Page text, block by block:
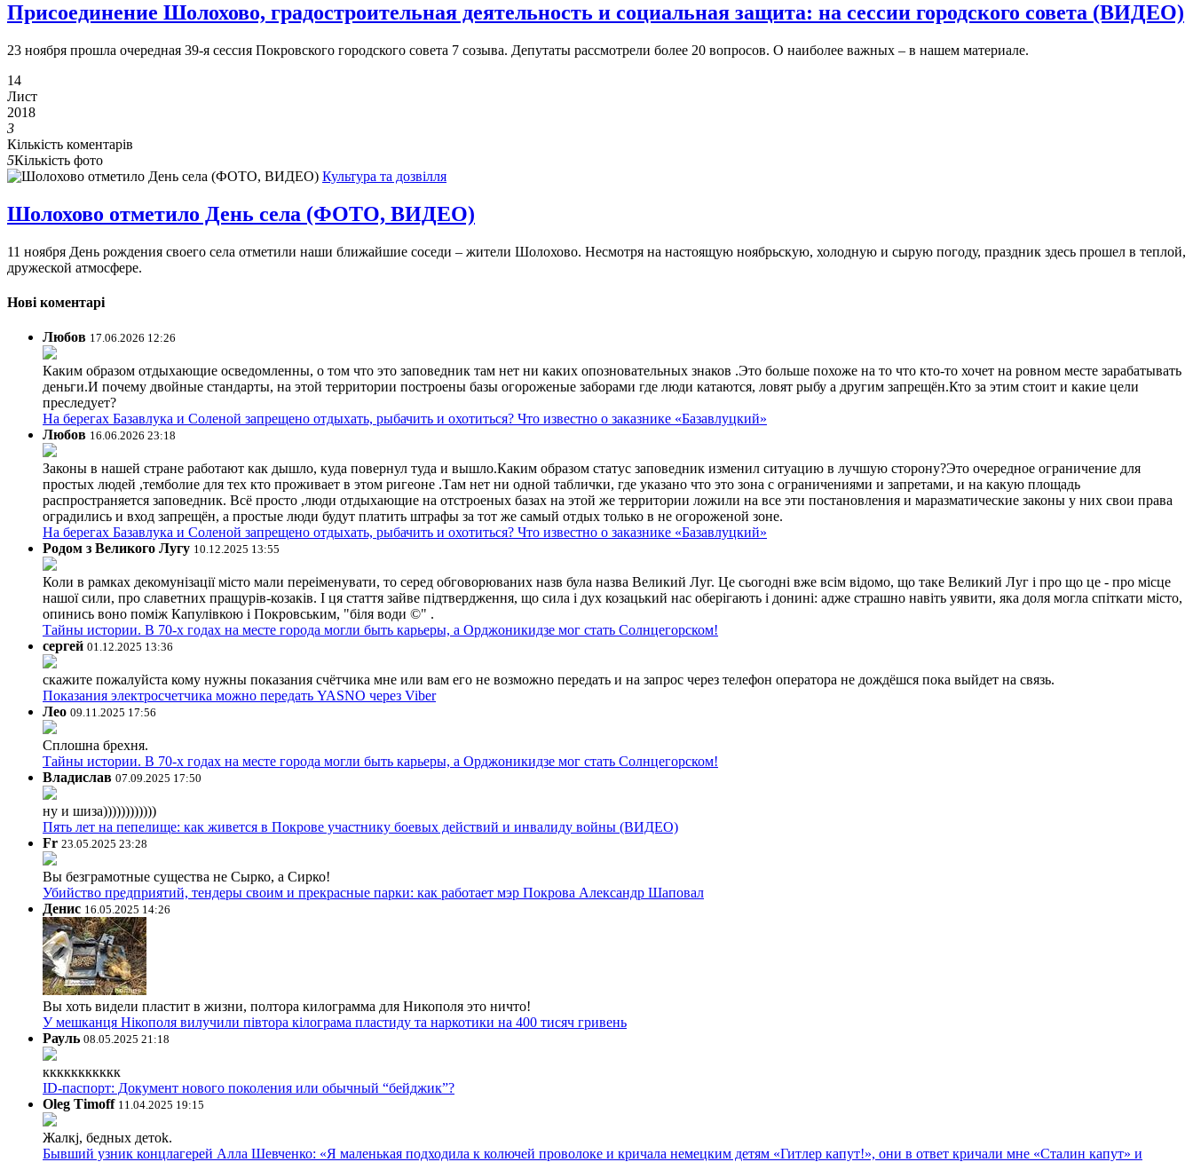
Присоединение Шолохово, градостроительная деятельность и социальная защита: на сессии городского совета (ВИДЕО)
23 ноября прошла очередная 39-я сессия Покровского городского совета 7 созыва. Депутаты рассмотрели более 20 вопросов. О наиболее важных – в нашем материале.
14
Лист
2018
3
Кількість коментарів
5Кількість фото
Культура та дозвілля
Шолохово отметило День села (ФОТО, ВИДЕО)
11 ноября День рождения своего села отметили наши ближайшие соседи – жители Шолохово. Несмотря на настоящую ноябрьскую, холодную и сырую погоду, праздник здесь прошел в теплой,
дружеской атмосфере.
Нові коментарі
Любов 17.06.2026 12:26
Каким образом отдыхающие осведомленны, о том что это заповедник там нет ни каких опозновательных знаков .Это больше похоже на то что кто-то хочет на ровном месте зарабатывать
деньги.И почему двойные стандарты, на этой территории построены базы огороженые заборами где люди катаются, ловят рыбу а другим запрещён.Кто за этим стоит и какие цели
преследует?
На берегах Базавлука и Соленой запрещено отдыхать, рыбачить и охотиться? Что известно о заказнике «Базавлуцкий»
Любов 16.06.2026 23:18
Законы в нашей стране работают как дышло, куда повернул туда и вышло.Каким образом статус заповедник изменил ситуацию в лучшую сторону?Это очередное ограничение для
простых людей ,темболие для тех кто проживает в этом ригеоне .Там нет ни одной таблички, где указано что это зона с ограничениями и запретами, и на какую площадь
распространяется заповедник. Всё просто ,люди отдыхающие на отстроеных базах на этой же территории ложили на все эти постановления и маразматические законы у них свои права
оградились и вход запрещён, а простые люди будут платить штрафы за тот же самый отдых только в не огороженой зоне.
На берегах Базавлука и Соленой запрещено отдыхать, рыбачить и охотиться? Что известно о заказнике «Базавлуцкий»
Родом з Великого Лугу 10.12.2025 13:55
Коли в рамках декомунізації місто мали переіменувати, то серед обговорюваних назв була назва Великий Луг. Це сьогодні вже всім відомо, що таке Великий Луг і про що це - про місце
нашої сили, про славетних пращурів-козаків. І ця стаття зайве підтвердження, що сила і дух козацький нас оберігають і донині: адже страшно навіть уявити, яка доля могла спіткати місто,
опинись воно поміж Капулівкою і Покровським, "біля води ©" .
Тайны истории. В 70-х годах на месте города могли быть карьеры, а Орджоникидзе мог стать Солнцегорском!
сергей 01.12.2025 13:36
скажите пожалуйста кому нужны показания счётчика мне или вам его не возможно передать и на запрос через телефон оператора не дождёшся пока выйдет на связь.
Показания электросчетчика можно передать YASNO через Viber
Лео 09.11.2025 17:56
Сплошна брехня.
Тайны истории. В 70-х годах на месте города могли быть карьеры, а Орджоникидзе мог стать Солнцегорском!
Владислав 07.09.2025 17:50
ну и шиза))))))))))))
Пять лет на пепелище: как живется в Покрове участнику боевых действий и инвалиду войны (ВИДЕО)
Fr 23.05.2025 23:28
Вы безграмотные существа не Сырко, а Сирко!
Убийство предприятий, тендеры своим и прекрасные парки: как работает мэр Покрова Александр Шаповал
Денис 16.05.2025 14:26
Вы хоть видели пластит в жизни, полтора килограмма для Никополя это ничто!
У мешканця Нікополя вилучили півтора кілограма пластиду та наркотики на 400 тисяч гривень
Рауль 08.05.2025 21:18
ккккккккккк
ID-паспорт: Документ нового поколения или обычный “бейджик”?
Oleg Timoff 11.04.2025 19:15
Жалкj, бедных детok.
Бывший узник концлагерей Алла Шевченко: «Я маленькая подходила к колючей проволоке и кричала немецким детям «Гитлер капут!», они в ответ кричали мне «Сталин капут» и